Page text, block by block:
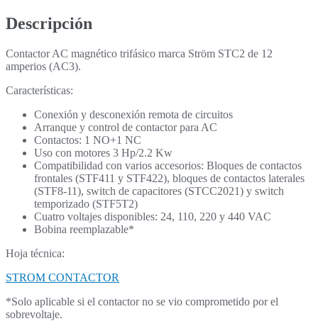
Descripción
Contactor AC magnético trifásico marca Ström STC2 de 12
amperios (AC3).
Características:
Conexión y desconexión remota de circuitos
Arranque y control de contactor para AC
Contactos: 1 NO+1 NC
Uso con motores 3 Hp/2.2 Kw
Compatibilidad con varios accesorios: Bloques de contactos
frontales (STF411 y STF422), bloques de contactos laterales
(STF8-11), switch de capacitores (STCC2021) y switch
temporizado (STF5T2)
Cuatro voltajes disponibles: 24, 110, 220 y 440 VAC
Bobina reemplazable*
Hoja técnica:
STROM CONTACTOR
*Solo aplicable si el contactor no se vio comprometido por el
sobrevoltaje.